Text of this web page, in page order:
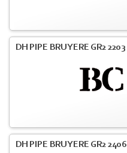
DH PIPE BRUYERE GR2 2203
DH PIPE BRUYERE GR2 2406